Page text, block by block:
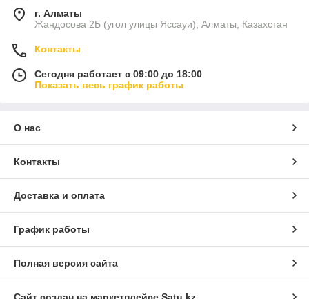
г. Алматы
Жандосова 2Б (угол улицы Яссауи), Алматы, Казахстан
Контакты
Сегодня работает с 09:00 до 18:00
Показать весь график работы
О нас
Контакты
Доставка и оплата
График работы
Полная версия сайта